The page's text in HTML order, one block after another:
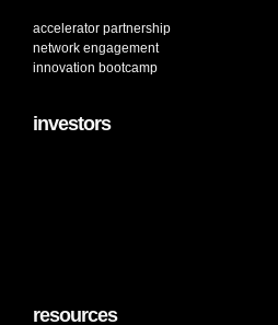
accelerator partnership
network engagement
innovation bootcamp
investors
resources